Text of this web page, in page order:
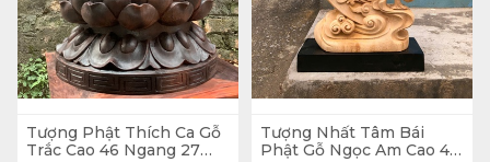
Tượng Phật Thích Ca Gỗ
Trắc Cao 46 Ngang 27
Tượng Nhất Tâm Bái
Phật Gỗ Ngọc Am Cao 48